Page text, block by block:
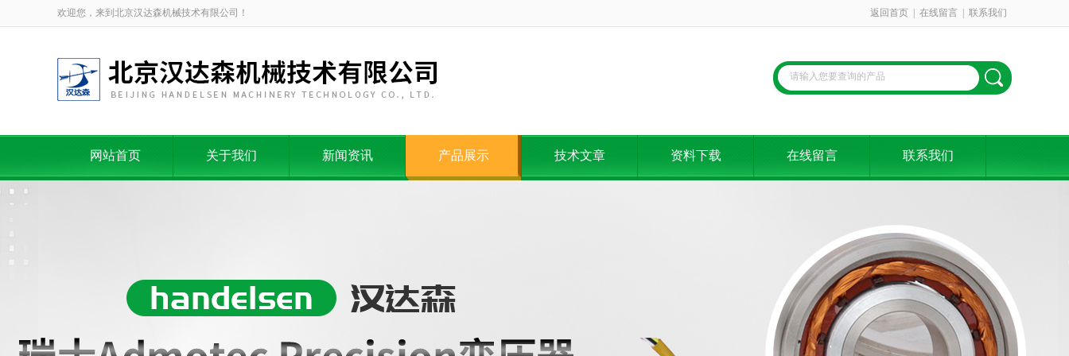
欢迎您，来到北京汉达森机械技术有限公司！ 返回首页 在线留言 联系我们
网站首页 关于我们 新闻资讯 产品展示 技术文章 资料下载 在线留言 联系我们